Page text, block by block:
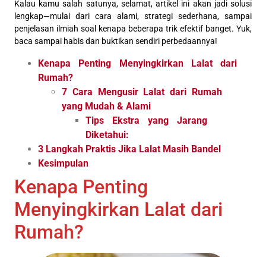
Kalau kamu salah satunya, selamat, artikel ini akan jadi solusi
lengkap—mulai dari cara alami, strategi sederhana, sampai
penjelasan ilmiah soal kenapa beberapa trik efektif banget. Yuk,
baca sampai habis dan buktikan sendiri perbedaannya!
Kenapa Penting Menyingkirkan Lalat dari
Rumah?
7 Cara Mengusir Lalat dari Rumah
yang Mudah & Alami
Tips Ekstra yang Jarang
Diketahui:
3 Langkah Praktis Jika Lalat Masih Bandel
Kesimpulan
Kenapa Penting
Menyingkirkan Lalat dari
Rumah?